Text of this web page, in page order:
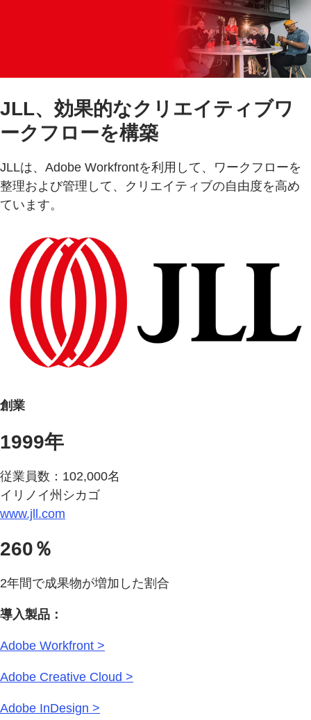
JLL、効果的なクリエイティブワ
ークフローを構築
JLLは、Adobe Workfrontを利用して、ワークフローを
整理および管理して、クリエイティブの自由度を高め
ています。
創業
1999年
従業員数：102,000名
イリノイ州シカゴ
www.jll.com
260％
2年間で成果物が増加した割合
導入製品：
Adobe Workfront >
Adobe Creative Cloud >
Adobe InDesign >